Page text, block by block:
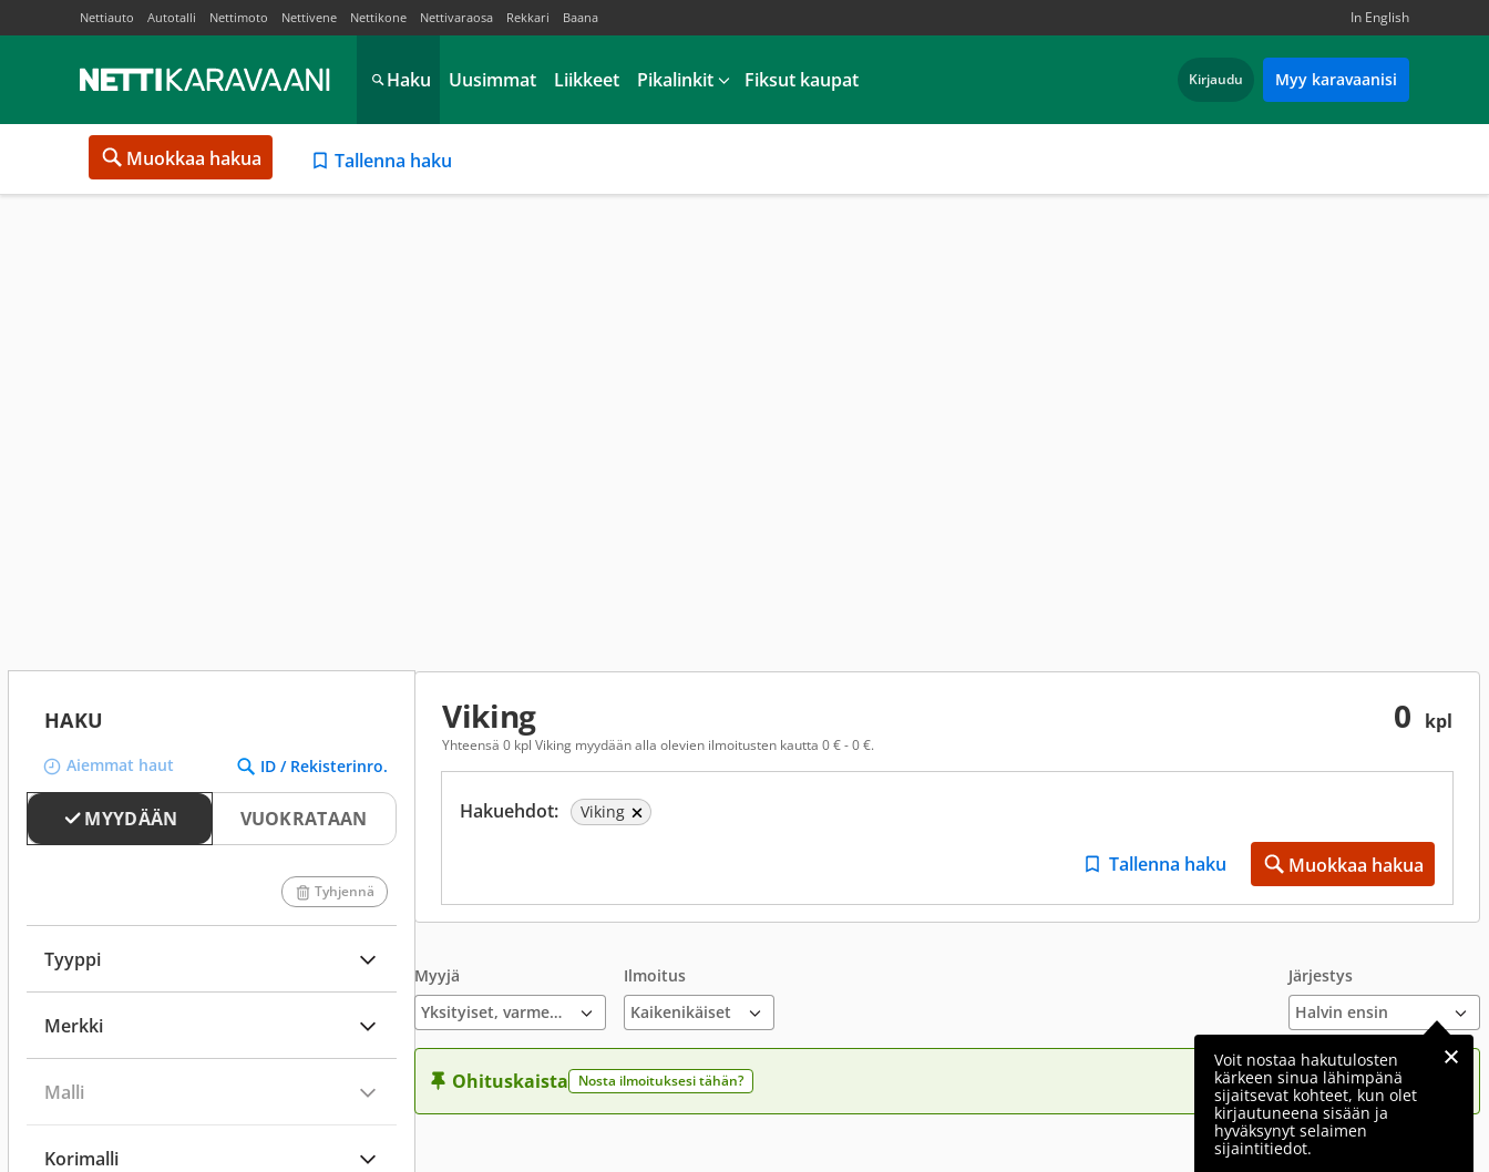
Nettiauto Autotalli Nettimoto Nettivene Nettikone Nettivaraosa Rekkari Baana In English
Haku Uusimmat Liikkeet Pikalinkit Fiksut kaupat Kirjaudu Myy karavaanisi
Muokkaa hakua Tallenna haku
HAKU
Aiemmat haut ID / Rekisterinro.
MYYDÄÄN VUOKRATAAN
Tyhjennä
Tyyppi
Merkki
Malli
Korimalli
0 kpl
Viking
Yhteensä 0 kpl Viking myydään alla olevien ilmoitusten kautta 0 € - 0 €.
Hakuehdot: Viking
Tallenna haku Muokkaa hakua
Myyjä
Yksityiset, varmennettu ilmoitus
Ilmoitus Järjestys
Voit nostaa hakutulosten
kärkeen sinua lähimpänä
sijaitsevat kohteet, kun olet
kirjautuneena sisään ja
hyväksynyt selaimen
sijaintitiedot.
Ohituskaista Nosta ilmoituksesi tähän?